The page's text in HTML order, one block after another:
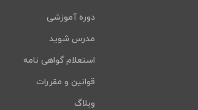
دوره آموزشی
مدرس شوید
استعلام گواهی نامه
قوانین و مقررات
وبلاگ